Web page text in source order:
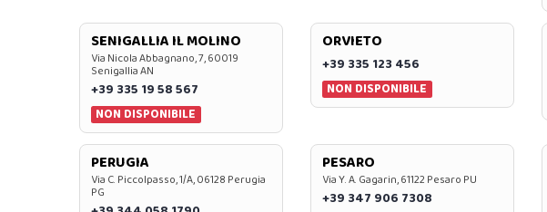
SENIGALLIA IL MOLINO
Via Nicola Abbagnano, 7, 60019
Senigallia AN
+39 335 19 58 567
NON DISPONIBILE
ORVIETO
+39 335 123 456
NON DISPONIBILE
PERUGIA
Via C. Piccolpasso, 1/A, 06128 Perugia
PG
PESARO
Via Y. A. Gagarin, 61122 Pesaro PU
+39 347 906 7308